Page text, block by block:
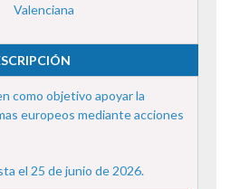
Valenciana
como objetivo apoyar la
europeos mediante acciones
el 25 de junio de 2026.